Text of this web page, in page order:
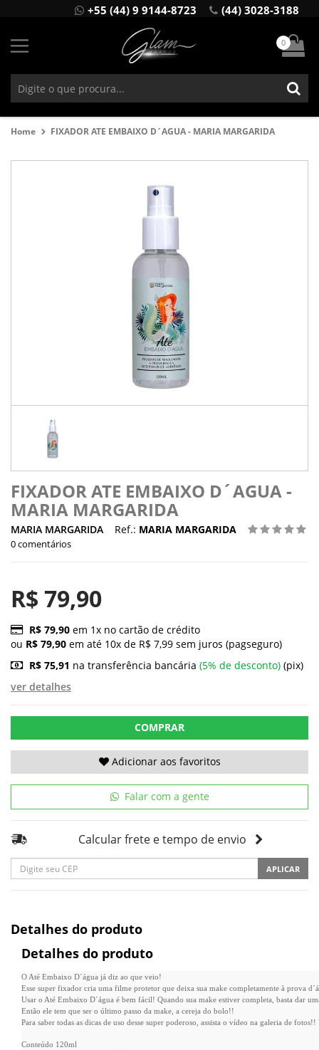
+55 (44) 9 9144-8723 (44) 3028-3188
0
Home FIXADOR ATE EMBAIXO D´AGUA - MARIA MARGARIDA
FIXADOR ATE EMBAIXO D´AGUA -
MARIA MARGARIDA
MARIA MARGARIDA Ref.: MARIA MARGARIDA
0 comentários
R$ 79,90
R$ 79,90 em 1x no cartão de crédito
ou R$ 79,90 em até 10x de R$ 7,99 sem juros (pagseguro)
R$ 75,91 na transferência bancária (5% de desconto) (pix)
ver detalhes
COMPRAR
Adicionar aos favoritos
Falar com a gente
Calcular frete e tempo de envio
APLICAR
Detalhes do produto
Detalhes do produto
O Até Embaixo D´água já diz ao que veio!
Esse super fixador cria uma filme protetor que deixa sua make completamente à prova
Usar o Até Embaixo D´água é bem fácil! Quando sua make estiver completa, basta dar
Então ele tem que ser o último passo da make, a cereja do bolo!!
Para saber todas as dicas de uso desse super poderoso, assista o vídeo na galeria de
Conteúdo 120ml